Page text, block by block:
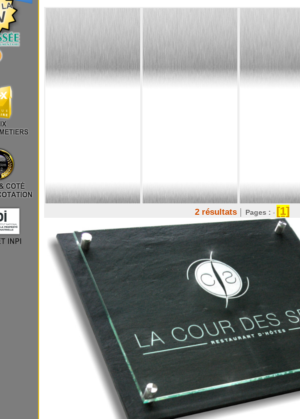
2 résultats│ Pages : - [1]